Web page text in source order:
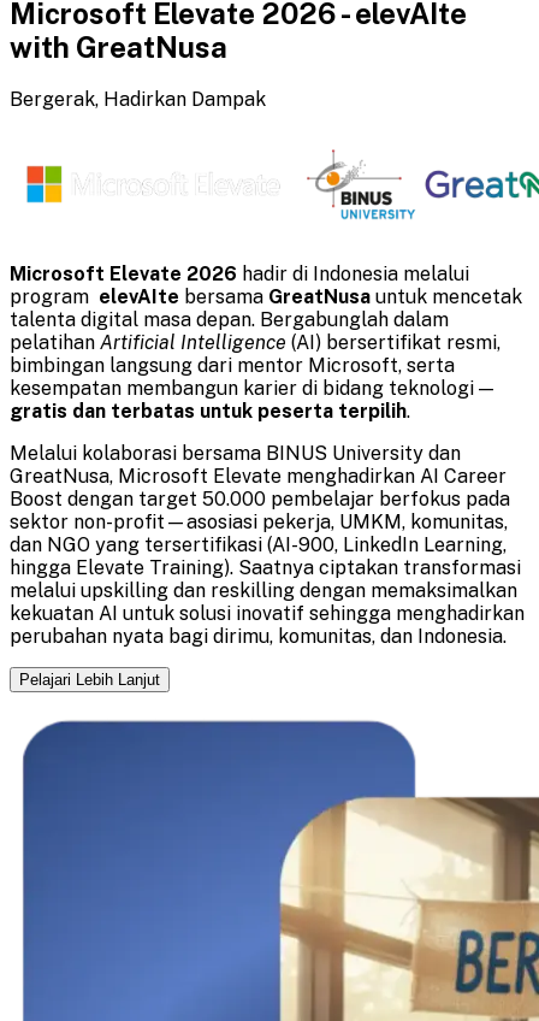
Microsoft Elevate 2026 - elevAIte
with GreatNusa
Bergerak, Hadirkan Dampak
Microsoft Elevate 2026 hadir di Indonesia melalui
program elevAIte bersama GreatNusa untuk mencetak
talenta digital masa depan. Bergabunglah dalam
pelatihan Artificial Intelligence (AI) bersertifikat resmi,
bimbingan langsung dari mentor Microsoft, serta
kesempatan membangun karier di bidang teknologi —
gratis dan terbatas untuk peserta terpilih.
Melalui kolaborasi bersama BINUS University dan
GreatNusa, Microsoft Elevate menghadirkan AI Career
Boost dengan target 50.000 pembelajar berfokus pada
sektor non-profit—asosiasi pekerja, UMKM, komunitas,
dan NGO yang tersertifikasi (AI-900, LinkedIn Learning,
hingga Elevate Training). Saatnya ciptakan transformasi
melalui upskilling dan reskilling dengan memaksimalkan
kekuatan AI untuk solusi inovatif sehingga menghadirkan
perubahan nyata bagi dirimu, komunitas, dan Indonesia.
Pelajari Lebih Lanjut